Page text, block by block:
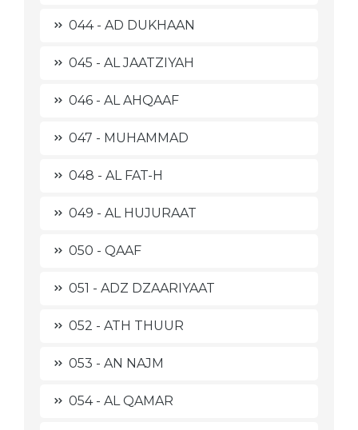
044 - AD DUKHAAN
045 - AL JAATZIYAH
046 - AL AHQAAF
047 - MUHAMMAD
048 - AL FAT-H
049 - AL HUJURAAT
050 - QAAF
051 - ADZ DZAARIYAAT
052 - ATH THUUR
053 - AN NAJM
054 - AL QAMAR